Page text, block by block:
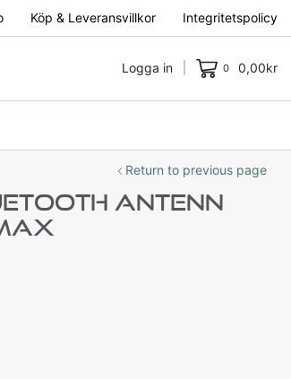
Köp & Leveransvillkor Integritetspolicy
Logga in 0 0,00kr
Return to previous page
Antenn